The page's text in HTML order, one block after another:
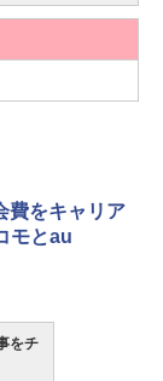
費をキャリア
モとau
をチ